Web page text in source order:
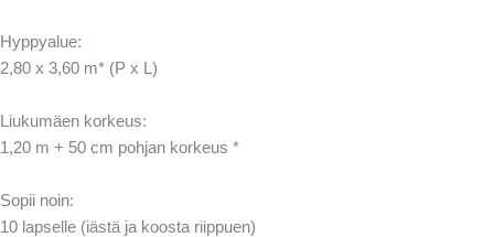
Hyppyalue:
2,80 x 3,60 m* (P x L)
Liukumäen korkeus:
1,20 m + 50 cm pohjan korkeus *
Sopii noin:
10 lapselle (iästä ja koosta riippuen)